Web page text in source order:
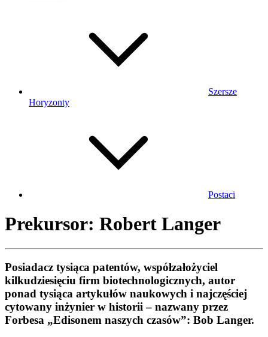
Szersze
Horyzonty
Postaci
Prekursor: Robert Langer
Posiadacz tysiąca patentów, współzałożyciel
kilkudziesięciu firm biotechnologicznych, autor
ponad tysiąca artykułów naukowych i najczęściej
cytowany inżynier w historii – nazwany przez
Forbesa „Edisonem naszych czasów”: Bob Langer.